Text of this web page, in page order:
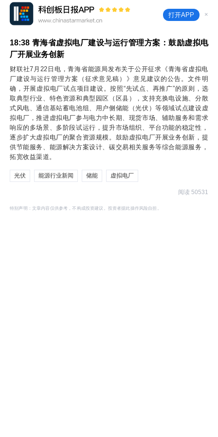
打开APP ×
18:38 青海省虚拟电厂建设与运行管理方案：鼓励虚拟电
厂开展业务创新
财联社7月22日电，青海省能源局发布关于公开征求《青海省虚拟电
厂建设与运行管理方案（征求意见稿）》意见建议的公告。文件明
确，开展虚拟电厂试点项目建设。按照“先试点、再推广”的原则，选
取典型行业、特色资源和典型园区（区县），支持充换电设施、分散
式风电、通信基站蓄电池组、用户侧储能（光伏）等领域试点建设虚
拟电厂，推进虚拟电厂参与电力中长期、现货市场、辅助服务和需求
响应的多场景、多阶段试运行，提升市场组织、平台功能的稳定性，
逐步扩大虚拟电厂的聚合资源规模。鼓励虚拟电厂开展业务创新，提
供节能服务、能源解决方案设计、碳交易相关服务等综合能源服务，
拓宽收益渠道。
光伏 能源行业新闻 储能 虚拟电厂
阅读 50531
特别声明：文章内容仅供参考，不构成投资建议。投资者据此操作风险自担。